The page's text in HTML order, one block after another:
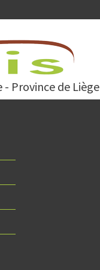
- Province de Liège